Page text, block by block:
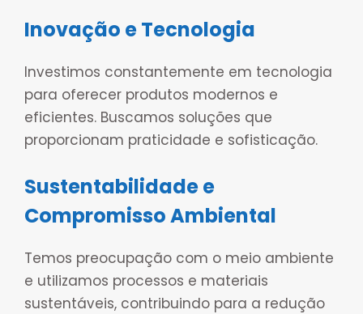
Inovação e Tecnologia
Investimos constantemente em tecnologia
para oferecer produtos modernos e
eficientes. Buscamos soluções que
proporcionam praticidade e sofisticação.
Sustentabilidade e
Compromisso Ambiental
Temos preocupação com o meio ambiente
e utilizamos processos e materiais
sustentáveis, contribuindo para a redução